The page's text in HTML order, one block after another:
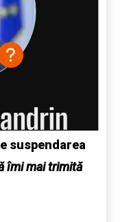
suspendarea
îmi mai trimită